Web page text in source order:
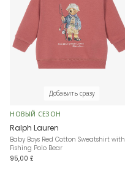
Добавить сразу
НОВЫЙ СЕЗОН
Ralph Lauren
Baby Boys Red Cotton Sweatshirt with
Fishing Polo Bear
95,00 £